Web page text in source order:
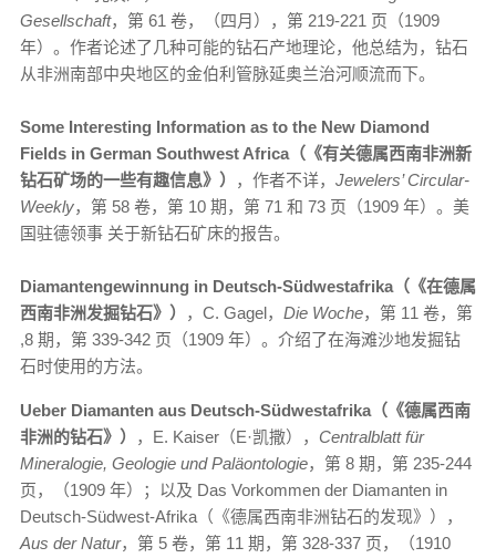
Gesellschaft，第 61 卷，（四月），第 219-221 页（1909
年）。作者论述了几种可能的钻石产地理论，他总结为，钻石
从非洲南部中央地区的金伯利管脉延奥兰治河顺流而下。
Some Interesting Information as to the New Diamond
Fields in German Southwest Africa（《有关德属西南非洲新
钻石矿场的一些有趣信息》）
，作者不详， Jewelers’ Circular-
Weekly，第 58 卷，第 10 期，第 71 和 73 页（1909 年）。美
国驻德领事 关于新钻石矿床的报告。
Diamantengewinnung in Deutsch-Südwestafrika（《在德属
西南非洲发掘钻石》）
，C. Gagel， Die Woche，第 11 卷，第
,8 期，第 339-342 页（1909 年）。介绍了在海滩沙地发掘钻
石时使用的方法。
Ueber Diamanten aus Deutsch-Südwestafrika（《德属西南
非洲的钻石》）
，E. Kaiser（E·凯撒）， Centralblatt für
Mineralogie, Geologie und Paläontologie，第 8 期，第 235-244
页，（1909 年）；以及 Das Vorkommen der Diamanten in
Deutsch-Südwest-Afrika（《德属西南非洲钻石的发现》），
Aus der Natur，第 5 卷，第 11 期，第 328-337 页，（1910